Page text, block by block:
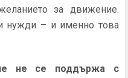
за движение.
нужди – и именно това
не се поддържа с